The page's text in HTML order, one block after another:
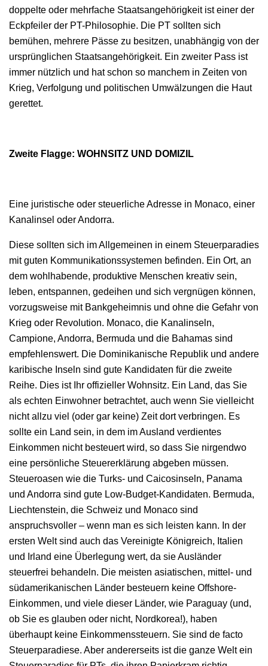
doppelte oder mehrfache Staatsangehörigkeit ist einer der
Eckpfeiler der PT-Philosophie. Die PT sollten sich
bemühen, mehrere Pässe zu besitzen, unabhängig von der
ursprünglichen Staatsangehörigkeit. Ein zweiter Pass ist
immer nützlich und hat schon so manchem in Zeiten von
Krieg, Verfolgung und politischen Umwälzungen die Haut
gerettet.
Zweite Flagge: WOHNSITZ UND DOMIZIL
Eine juristische oder steuerliche Adresse in Monaco, einer
Kanalinsel oder Andorra.
Diese sollten sich im Allgemeinen in einem Steuerparadies
mit guten Kommunikationssystemen befinden. Ein Ort, an
dem wohlhabende, produktive Menschen kreativ sein,
leben, entspannen, gedeihen und sich vergnügen können,
vorzugsweise mit Bankgeheimnis und ohne die Gefahr von
Krieg oder Revolution. Monaco, die Kanalinseln,
Campione, Andorra, Bermuda und die Bahamas sind
empfehlenswert. Die Dominikanische Republik und andere
karibische Inseln sind gute Kandidaten für die zweite
Reihe. Dies ist Ihr offizieller Wohnsitz. Ein Land, das Sie
als echten Einwohner betrachtet, auch wenn Sie vielleicht
nicht allzu viel (oder gar keine) Zeit dort verbringen. Es
sollte ein Land sein, in dem im Ausland verdientes
Einkommen nicht besteuert wird, so dass Sie nirgendwo
eine persönliche Steuererklärung abgeben müssen.
Steueroasen wie die Turks- und Caicosinseln, Panama
und Andorra sind gute Low-Budget-Kandidaten. Bermuda,
Liechtenstein, die Schweiz und Monaco sind
anspruchsvoller – wenn man es sich leisten kann. In der
ersten Welt sind auch das Vereinigte Königreich, Italien
und Irland eine Überlegung wert, da sie Ausländer
steuerfrei behandeln. Die meisten asiatischen, mittel- und
südamerikanischen Länder besteuern keine Offshore-
Einkommen, und viele dieser Länder, wie Paraguay (und,
ob Sie es glauben oder nicht, Nordkorea!), haben
überhaupt keine Einkommenssteuern. Sie sind de facto
Steuerparadiese. Aber andererseits ist die ganze Welt ein